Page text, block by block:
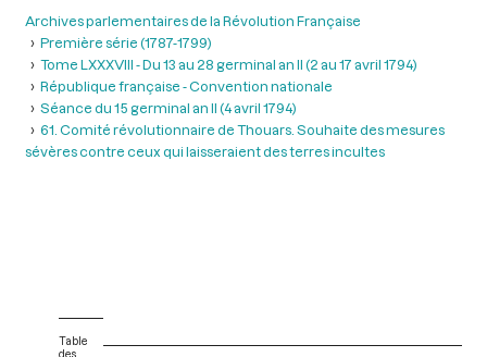
Archives parlementaires de la Révolution Française
Première série (1787-1799)
Tome LXXXVIII - Du 13 au 28 germinal an II (2 au 17 avril 1794)
République française - Convention nationale
Séance du 15 germinal an Il (4 avril 1794)
61. Comité révolutionnaire de Thouars. Souhaite des mesures
sévères contre ceux qui laisseraient des terres incultes
Table
des